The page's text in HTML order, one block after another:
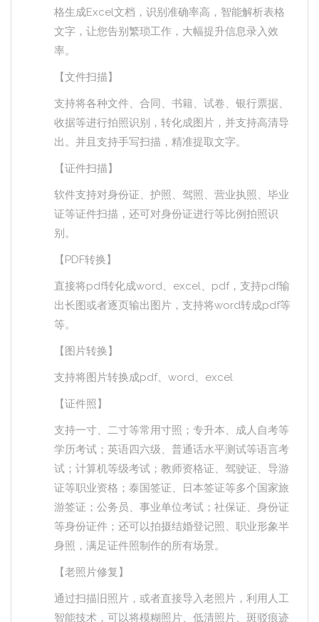
格生成Excel文档，识别准确率高，智能解析表格
文字，让您告别繁琐工作，大幅提升信息录入效
率。
【文件扫描】
支持将各种文件、合同、书籍、试卷、银行票据、
收据等进行拍照识别，转化成图片，并支持高清导
出。并且支持手写扫描，精准提取文字。
【证件扫描】
软件支持对身份证、护照、驾照、营业执照、毕业
证等证件扫描，还可对身份证进行等比例拍照识
别。
【PDF转换】
直接将pdf转化成word、excel、pdf，支持pdf输
出长图或者逐页输出图片，支持将word转成pdf等
等。
【图片转换】
支持将图片转换成pdf、word、excel
【证件照】
支持一寸、二寸等常用寸照；专升本、成人自考等
学历考试；英语四六级、普通话水平测试等语言考
试；计算机等级考试；教师资格证、驾驶证、导游
证等职业资格；泰国签证、日本签证等多个国家旅
游签证；公务员、事业单位考试；社保证、身份证
等身份证件；还可以拍摄结婚登记照、职业形象半
身照，满足证件照制作的所有场景。
【老照片修复】
通过扫描旧照片，或者直接导入老照片，利用人工
智能技术，可以将模糊照片、低清照片、斑驳痕迹